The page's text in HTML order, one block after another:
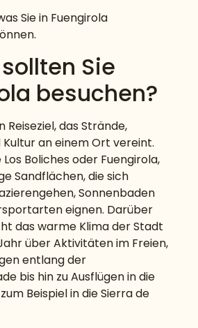
Sie in Fuengirola
Sie
besuchen?
Reiseziel, das Strände,
an einem Ort vereint.
Boliches oder Fuengirola,
Sandflächen, die sich
Sonnenbaden
eignen. Darüber
das warme Klima der Stadt
über Aktivitäten im Freien,
entlang der
bis hin zu Ausflügen in die
Beispiel in die Sierra de